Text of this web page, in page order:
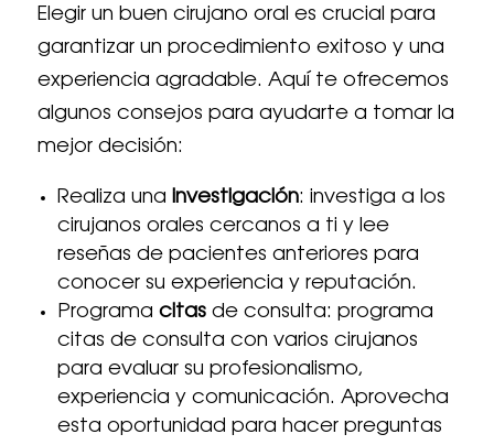
Elegir un buen cirujano oral es crucial para
garantizar un procedimiento exitoso y una
experiencia agradable. Aquí te ofrecemos
algunos consejos para ayudarte a tomar la
mejor decisión:
Realiza una investigación: investiga a los
cirujanos orales cercanos a ti y lee
reseñas de pacientes anteriores para
conocer su experiencia y reputación.
Programa citas de consulta: programa
citas de consulta con varios cirujanos
para evaluar su profesionalismo,
experiencia y comunicación. Aprovecha
esta oportunidad para hacer preguntas